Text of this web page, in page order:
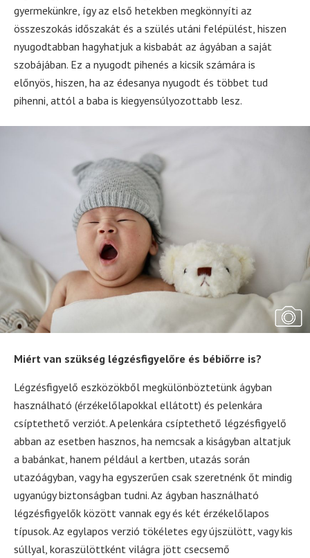
gyermekünkre, így az első hetekben megkönnyíti az
összeszokás időszakát és a szülés utáni felépülést, hiszen
nyugodtabban hagyhatjuk a kisbabát az ágyában a saját
szobájában. Ez a nyugodt pihenés a kicsik számára is
előnyös, hiszen, ha az édesanya nyugodt és többet tud
pihenni, attól a baba is kiegyensúlyozottabb lesz.
Miért van szükség légzésfigyelőre és bébiőrre is?
Légzésfigyelő eszközökből megkülönböztetünk ágyban
használható (érzékelőlapokkal ellátott) és pelenkára
csíptethető verziót. A pelenkára csíptethető légzésfigyelő
abban az esetben hasznos, ha nemcsak a kiságyban altatjuk
a babánkat, hanem például a kertben, utazás során
utazóágyban, vagy ha egyszerűen csak szeretnénk őt mindig
ugyanúgy biztonságban tudni. Az ágyban használható
légzésfigyelők között vannak egy és két érzékelőlapos
típusok. Az egylapos verzió tökéletes egy újszülött, vagy kis
súllyal, koraszülöttként világra jött csecsemő